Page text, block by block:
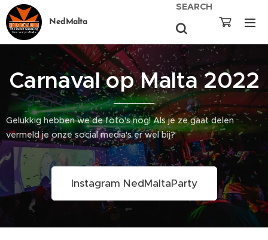
NedMalta
SEARCH
Carnaval op Malta 2022
Gelukkig hebben we de foto's nog! Als je ze gaat delen
vermeld je onze social media's er wel bij?
Instagram NedMaltaParty